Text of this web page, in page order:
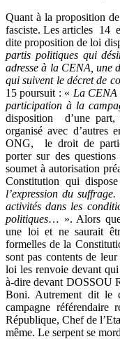
Quant à la proposition
fasciste. Les articles 14
dite proposition de loi
partis politiques qui
adresse à la CENA, une
qui suivent le décret de
15 poursuit : « La CENA
participation à la
disposition d’une
organisé avec d’autres
ONG, le droit de
porter sur des
soumet à autorisation
Constitution qui
l’expression du
activités dans les
politiques… ». Alors
une loi et ne saurait
formelles de la
sont pas contents de
loi les renvoie devant
à-dire devant DOSSOU
Boni. Autrement dit le
campagne
République, Chef de
même. Le serpent se